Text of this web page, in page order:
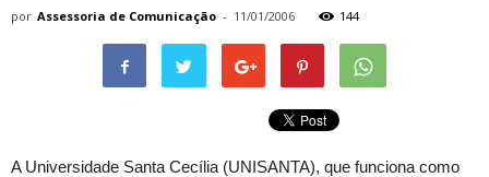
por Assessoria de Comunicação - 11/01/2006 144
A Universidade Santa Cecília (UNISANTA), que funciona como